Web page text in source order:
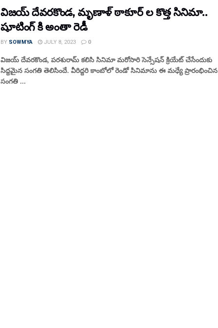
విజయ్ దేవరకొండ, మృణాళ్ ఠాకూర్ ల కొత్త సినిమా..
షూటింగ్ కి అంతా రెడీ
BY SOWMYA JULY 8, 2023 0
విజయ్ దేవరకొండ, పరశురామ్ కలిసి సినిమా మరోసారి సెన్సేషన్ క్రియేట్ చేసేందుకు
సిద్దమైన సంగతి తెలిసిందే. వీరిద్దరి కాంబోలో రెండో సినిమాను ఈ మధ్యే ప్రారంభించిన
సంగతి ...